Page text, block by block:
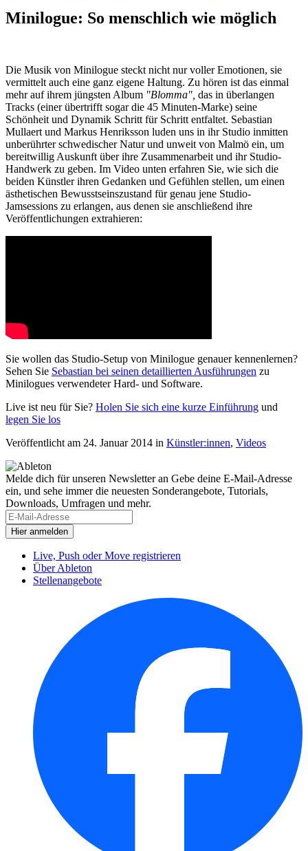
Minilogue: So menschlich wie möglich
Die Musik von Minilogue steckt nicht nur voller Emotionen, sie
vermittelt auch eine ganz eigene Haltung. Zu hören ist das einmal
mehr auf ihrem jüngsten Album "Blomma", das in überlangen
Tracks (einer übertrifft sogar die 45 Minuten-Marke) seine
Schönheit und Dynamik Schritt für Schritt entfaltet. Sebastian
Mullaert und Markus Henriksson luden uns in ihr Studio inmitten
unberührter schwedischer Natur und unweit von Malmö ein, um
bereitwillig Auskunft über ihre Zusammenarbeit und ihr Studio-
Handwerk zu geben. Im Video unten erfahren Sie, wie sich die
beiden Künstler ihren Gedanken und Gefühlen stellen, um einen
ästhetischen Bewusstseinszustand für genau jene Studio-
Jamsessions zu erlangen, aus denen sie anschließend ihre
Veröffentlichungen extrahieren:
Sie wollen das Studio-Setup von Minilogue genauer kennenlernen?
Sehen Sie Sebastian bei seinen detaillierten Ausführungen zu
Minilogues verwendeter Hard- und Software.
Live ist neu für Sie? Holen Sie sich eine kurze Einführung und
legen Sie los
Veröffentlicht am 24. Januar 2014 in Künstler:innen, Videos
Melde dich für unseren Newsletter an Gebe deine E-Mail-Adresse
ein, und sehe immer die neuesten Sonderangebote, Tutorials,
Downloads, Umfragen und mehr.
Live, Push oder Move registrieren
Über Ableton
Stellenangebote